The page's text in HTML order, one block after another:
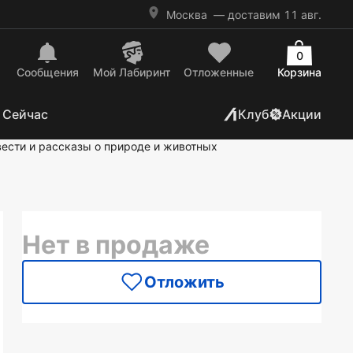
Москва — доставим 11 авг.
Сообщения Mой Лабиринт Отложенные Корзина
0
Клуб Акции
и рассказы о природе и животных
Нет в продаже
Отложить